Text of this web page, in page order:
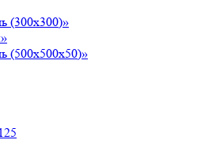
(300х300)»
(500х500х50)»